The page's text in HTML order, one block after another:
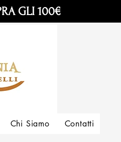
GLI 100€
Chi Siamo Contatti